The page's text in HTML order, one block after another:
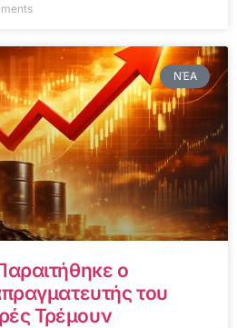
ΝΈΑ
ο
του
Τρέμουν